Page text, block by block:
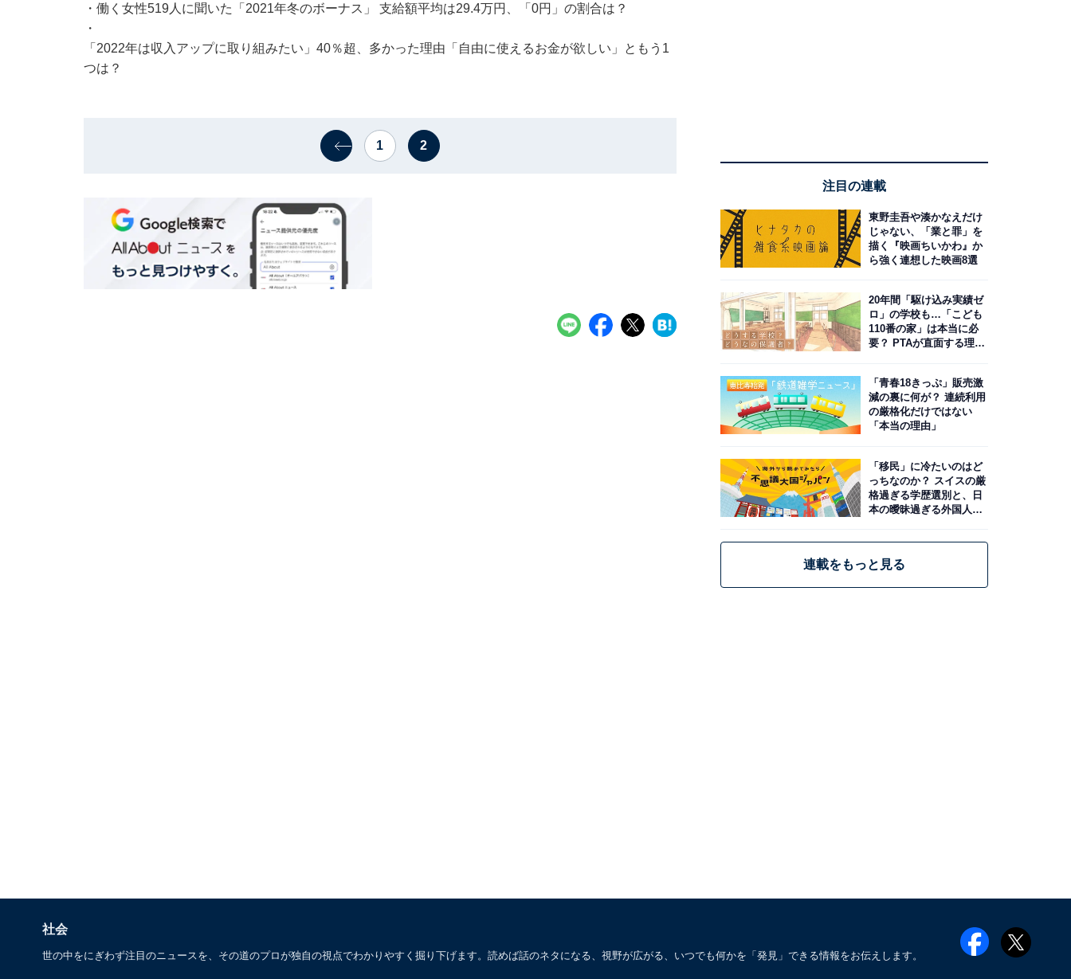
・ 働く女性519人に聞いた「2021年冬のボーナス」 支給額平均は29.4万円、「0円」の割合は？
・
「2022年は収入アップに取り組みたい」40％超、多かった理由「自由に使えるお金が欲しい」ともう1
つは？
1 2
注目の連載
東野圭吾や湊かなえだけ
じゃない、「業と罪」を
描く『映画ちいかわ』か
ら強く連想した映画8選
20年間「駆け込み実績ゼ
ロ」の学校も…「こども
110番の家」は本当に必
要？ PTAが直面する理想
「青春18きっぷ」販売激
減の裏に何が？ 連続利用
の厳格化だけではない
「本当の理由」
「移民」に冷たいのはど
っちなのか？ スイスの厳
格過ぎる学歴選別と、日
本の曖昧過ぎる外国人政
連載をもっと見る
社会
世の中をにぎわず注目のニュースを、その道のプロが独自の視点でわかりやすく掘り下げます。読めば話のネタになる、視野が広がる、いつでも何かを「発見」できる情報をお伝えします。